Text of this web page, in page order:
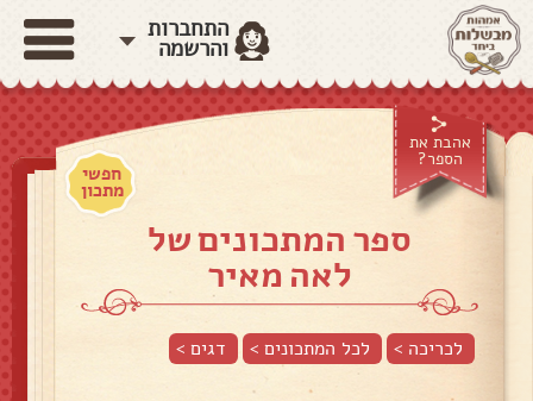
התחברות
והרשמה
אהבת את
הספר?
חפשי
מתכון
ספר המתכונים של
לאה מאיר
לכריכה > לכל המתכונים > דגים>